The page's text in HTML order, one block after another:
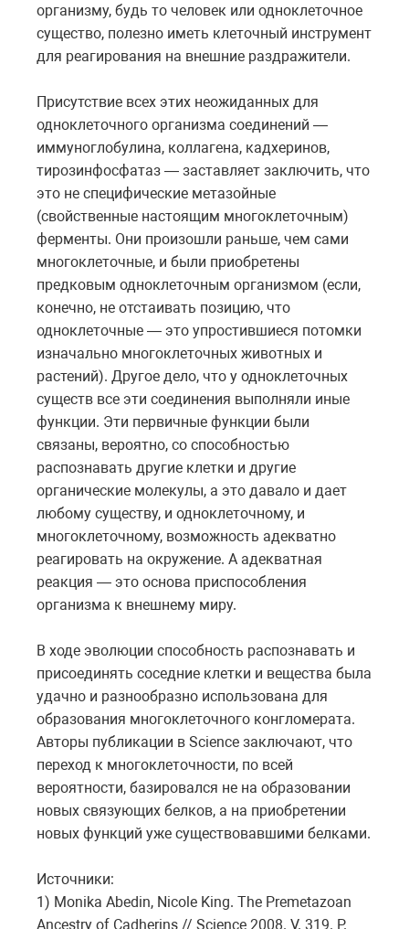
организму, будь то человек или одноклеточное
существо, полезно иметь клеточный инструмент
для реагирования на внешние раздражители.
Присутствие всех этих неожиданных для
одноклеточного организма соединений —
иммуноглобулина, коллагена, кадхеринов,
тирозинфосфатаз — заставляет заключить, что
это не специфические метазойные
(свойственные настоящим многоклеточным)
ферменты. Они произошли раньше, чем сами
многоклеточные, и были приобретены
предковым одноклеточным организмом (если,
конечно, не отстаивать позицию, что
одноклеточные — это упростившиеся потомки
изначально многоклеточных животных и
растений). Другое дело, что у одноклеточных
существ все эти соединения выполняли иные
функции. Эти первичные функции были
связаны, вероятно, со способностью
распознавать другие клетки и другие
органические молекулы, а это давало и дает
любому существу, и одноклеточному, и
многоклеточному, возможность адекватно
реагировать на окружение. А адекватная
реакция — это основа приспособления
организма к внешнему миру.
В ходе эволюции способность распознавать и
присоединять соседние клетки и вещества была
удачно и разнообразно использована для
образования многоклеточного конгломерата.
Авторы публикации в Science заключают, что
переход к многоклеточности, по всей
вероятности, базировался не на образовании
новых связующих белков, а на приобретении
новых функций уже существовавшими белками.
Источники:
1) Monika Abedin, Nicole King. The Premetazoan
Ancestry of Cadherins // Science 2008. V. 319. P.